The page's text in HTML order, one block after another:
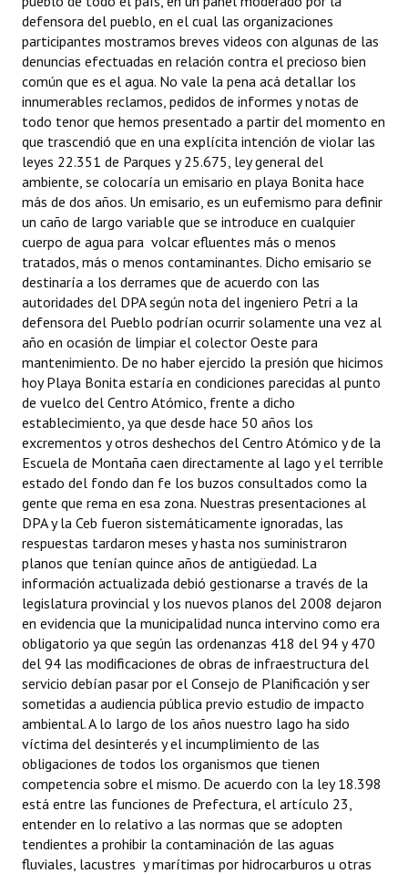
INSTITUCIONAL
Antiguos Pobladores
Noticias Destacadas
Registros y Distinciones
Datos Históricos
Premio al Mérito - Registro
Audiencias Públicas - Registro
Mujeres que Dejaron Huellas - Registro
Periodistas Decanos - Registro
Ciudadano Ilustre - Registro
Banca del Vecino - Registro
Huéspedes de Honor - Registro
Antiguos Pobladores - Registro
Reconocimientos - Registro
Bariloche, Municipio intercultural
Entrega de distinciones
REFORMA DE LA CARTA ORGÁNICA
defensora del pueblo, en el cual las organizaciones
participantes mostramos breves videos con algunas de las
denuncias efectuadas en relación contra el precioso bien
común que es el agua. No vale la pena acá detallar los
innumerables reclamos, pedidos de informes y notas de
todo tenor que hemos presentado a partir del momento en
que trascendió que en una explícita intención de violar las
leyes 22.351 de Parques y 25.675, ley general del
ambiente, se colocaría un emisario en playa Bonita hace
más de dos años. Un emisario, es un eufemismo para definir
un caño de largo variable que se introduce en cualquier
cuerpo de agua para volcar efluentes más o menos
tratados, más o menos contaminantes. Dicho emisario se
destinaría a los derrames que de acuerdo con las
autoridades del DPA según nota del ingeniero Petri a la
defensora del Pueblo podrían ocurrir solamente una vez al
año en ocasión de limpiar el colector Oeste para
mantenimiento. De no haber ejercido la presión que hicimos
hoy Playa Bonita estaría en condiciones parecidas al punto
de vuelco del Centro Atómico, frente a dicho
establecimiento, ya que desde hace 50 años los
excrementos y otros deshechos del Centro Atómico y de la
Escuela de Montaña caen directamente al lago y el terrible
estado del fondo dan fe los buzos consultados como la
gente que rema en esa zona. Nuestras presentaciones al
DPA y la Ceb fueron sistemáticamente ignoradas, las
respuestas tardaron meses y hasta nos suministraron
planos que tenían quince años de antigüedad. La
información actualizada debió gestionarse a través de la
legislatura provincial y los nuevos planos del 2008 dejaron
en evidencia que la municipalidad nunca intervino como era
obligatorio ya que según las ordenanzas 418 del 94 y 470
del 94 las modificaciones de obras de infraestructura del
servicio debían pasar por el Consejo de Planificación y ser
sometidas a audiencia pública previo estudio de impacto
ambiental. A lo largo de los años nuestro lago ha sido
víctima del desinterés y el incumplimiento de las
obligaciones de todos los organismos que tienen
competencia sobre el mismo. De acuerdo con la ley 18.398
está entre las funciones de Prefectura, el artículo 23,
entender en lo relativo a las normas que se adopten
tendientes a prohibir la contaminación de las aguas
fluviales, lacustres y marítimas por hidrocarburos u otras